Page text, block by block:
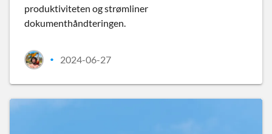
produktiviteten og strømliner
dokumenthåndteringen.
• 2024-06-27